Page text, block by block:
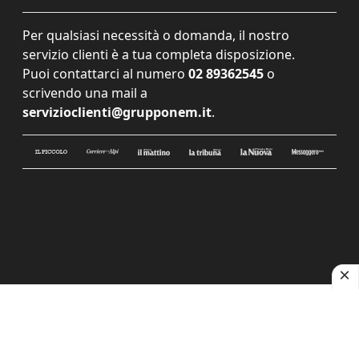
Per qualsiasi necessità o domanda, il nostro
servizio clienti è a tua completa disposizione.
Puoi contattarci al numero 02 89362545 o
scrivendo una mail a
servizioclienti@grupponem.it.